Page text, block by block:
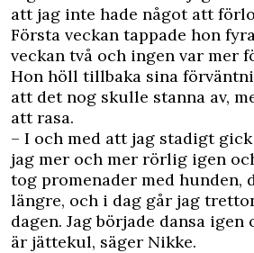
att jag inte hade något att
Första veckan tappade hon
veckan två och ingen var mer
Hon höll tillbaka sina
att det nog skulle stanna av,
att rasa.
– I och med att jag stadigt
jag mer och mer rörlig igen
tog promenader med hunden,
längre, och i dag går jag
dagen. Jag började dansa
är jättekul, säger Nikke.